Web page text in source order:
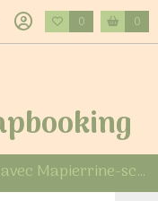
0 0
Créez, personnalisez, émerveillez avec Mapierrine-scrapbooking